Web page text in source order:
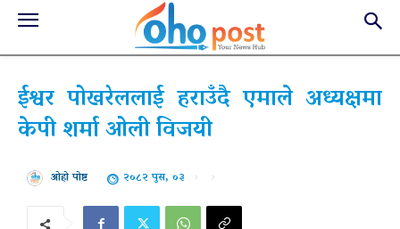
ईश्वर पोखरेललाई हराउँदै एमाले अध्यक्षमा
केपी शर्मा ओली विजयी
ओहो पोष्ट २०८२ पुस, ०३